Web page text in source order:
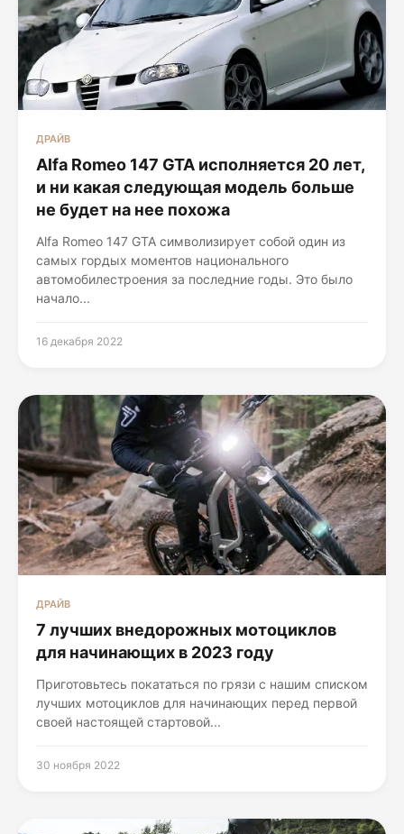
ДРАЙВ
Alfa Romeo 147 GTA исполняется 20 лет,
и ни какая следующая модель больше
не будет на нее похожа
Alfa Romeo 147 GTA символизирует собой один из
самых гордых моментов национального
автомобилестроения за последние годы. Это было
начало...
16 декабря 2022
ДРАЙВ
7 лучших внедорожных мотоциклов
для начинающих в 2023 году
Приготовьтесь покататься по грязи с нашим списком
лучших мотоциклов для начинающих перед первой
своей настоящей стартовой...
30 ноября 2022